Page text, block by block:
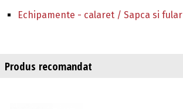
Echipamente - calaret / Sapca si fular
Produs recomandat